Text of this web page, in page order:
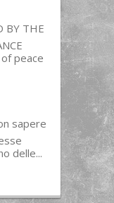
BY THE
of peace
sapere
delle...